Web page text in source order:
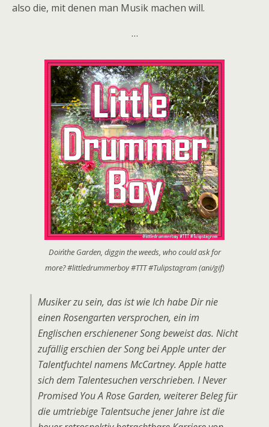
also die, mit denen man Musik machen will.
…
Doin´the Garden, diggin the weeds, who could ask for
more? #littledrummerboy #TTT #Tulipstagram (ani/gif)
Musiker zu sein, das ist wie Ich habe Dir nie
einen Rosengarten versprochen, ein im
Englischen erschienener Song beweist das. Nicht
zufällig erschien der Song bei Apple unter der
Talentfuchtel namens McCartney. Apple hatte
sich dem Talentesuchen verschrieben. I Never
Promised You A Rose Garden, weiterer Beleg für
die umtriebige Talentsuche jener Jahre ist die